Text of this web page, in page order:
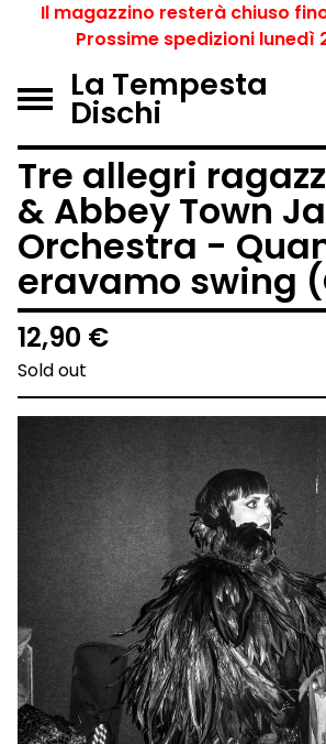
Il magazzino resterà chiuso
Prossime spedizioni lunedì
La Tempesta
Dischi
Tre allegri
& Abbey Town
Orchestra -
eravamo swing
12,90 €
Sold out